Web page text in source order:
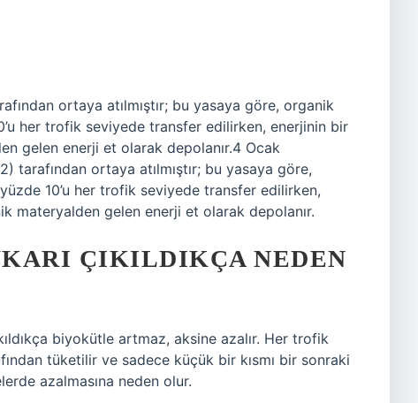
ortaya atılmıştır; bu yasaya göre, organik
her trofik seviyede transfer edilirken, enerjinin bir
gelen enerji et olarak depolanır.4 Ocak
tarafından ortaya atılmıştır; bu yasaya göre,
10’u her trofik seviyede transfer edilirken,
materyalden gelen enerji et olarak depolanır.
ÇIKILDIKÇA NEDEN
biyokütle artmaz, aksine azalır. Her trofik
tüketilir ve sadece küçük bir kısmı bir sonraki
azalmasına neden olur.